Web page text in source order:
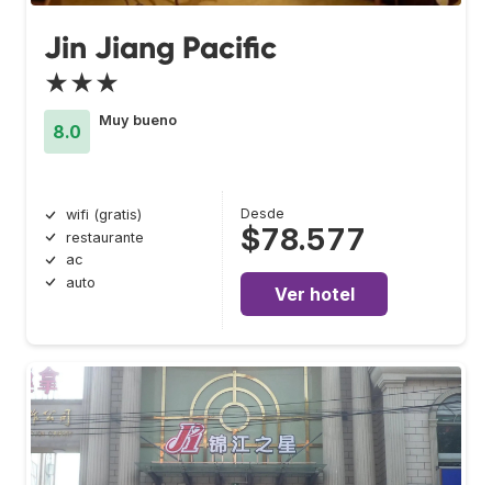
Jin Jiang Pacific
★★★
8.0
Muy bueno
wifi (gratis)
restaurante
ac
auto
Desde
$78.577
Ver hotel